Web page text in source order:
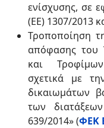
ενίσχυσης, σε
(ΕΕ) 1307/2013
Τροποποίηση
απόφασης του
και
σχετικά με
δικαιωμάτων
των
639/2014» (ΦΕΚ